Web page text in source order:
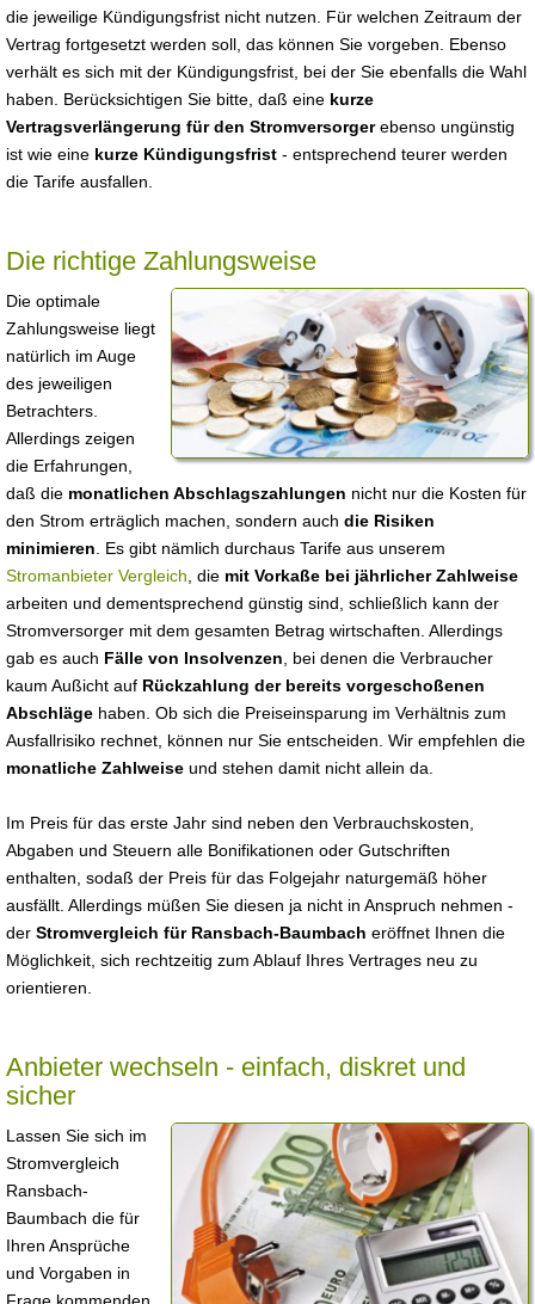
die jeweilige Kündigungsfrist nicht nutzen. Für welchen Zeitraum der
Vertrag fortgesetzt werden soll, das können Sie vorgeben. Ebenso
verhält es sich mit der Kündigungsfrist, bei der Sie ebenfalls die Wahl
haben. Berücksichtigen Sie bitte, daß eine kurze
Vertragsverlängerung für den Stromversorgerebenso ungünstig
ist wie eine kurze Kündigungsfrist - entsprechend teurer werden
die Tarife ausfallen.
Die richtige Zahlungsweise
Die optimale
Zahlungsweise liegt
natürlich im Auge
des jeweiligen
Betrachters.
Allerdings zeigen
die Erfahrungen,
daß die monatlichen Abschlagszahlungen nicht nur die Kosten für
den Strom erträglich machen, sondern auch die Risiken
minimieren . Es gibt nämlich durchaus Tarife aus unserem
Stromanbieter Vergleich , die mit Vorkaße bei jährlicher Zahlweise
arbeiten und dementsprechend günstig sind, schließlich kann der
Stromversorger mit dem gesamten Betrag wirtschaften. Allerdings
gab es auch Fälle von Insolvenzen , bei denen die Verbraucher
kaum Außicht auf Rückzahlung der bereits vorgeschoßenen
Abschläge haben. Ob sich die Preiseinsparung im Verhältnis zum
Ausfallrisiko rechnet, können nur Sie entscheiden. Wir empfehlen die
monatliche Zahlweise und stehen damit nicht allein da.
Im Preis für das erste Jahr sind neben den Verbrauchskosten,
Abgaben und Steuern alle Bonifikationen oder Gutschriften
enthalten, sodaß der Preis für das Folgejahr naturgemäß höher
ausfällt. Allerdings müßen Sie diesen ja nicht in Anspruch nehmen -
der Stromvergleich für Ransbach-Baumbach eröffnet Ihnen die
Möglichkeit, sich rechtzeitig zum Ablauf Ihres Vertrages neu zu
orientieren.
Anbieter wechseln - einfach, diskret und
sicher
Lassen Sie sich im
Stromvergleich
Ransbach-
Baumbach die für
Ihren Ansprüche
und Vorgaben in